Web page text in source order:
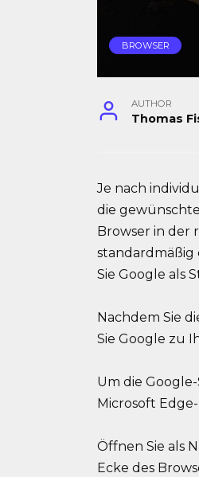
BROWSER
AUTHOR
Thomas
Je nach
die
Browser in der
standardmäßig
Sie Google als
Nachdem Sie
Sie Google zu
Um die
Microsoft
Öffnen Sie als
Ecke des